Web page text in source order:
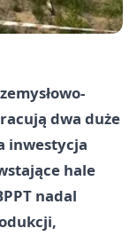
dwa duże
inwestycja
hale
nadal